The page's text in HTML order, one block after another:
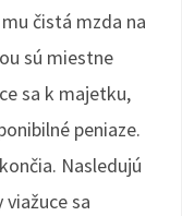
čistá mzda na
sú miestne
sa k majetku,
peniaze.
Nasledujú
sa